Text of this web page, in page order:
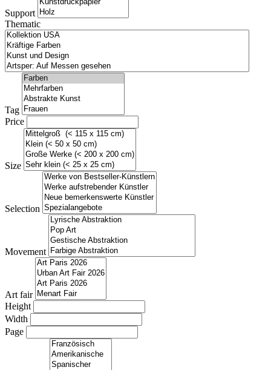
Support
Thematic
Tag
Price
Size
Selection
Movement
Art fair
Height
Width
Page